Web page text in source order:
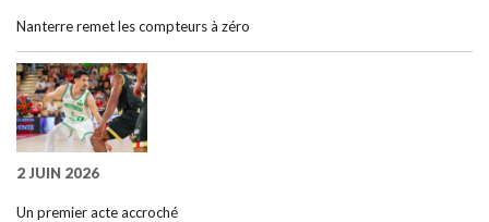
Nanterre remet les compteurs à zéro
2 JUIN 2026
Un premier acte accroché